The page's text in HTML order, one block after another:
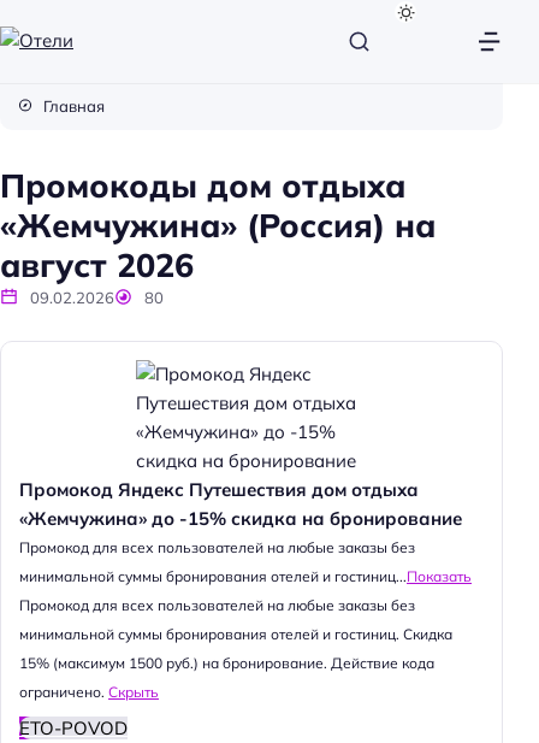
и
Главная
Промокоды дом отдыха
«Жемчужина» (Россия) на
август 2026
09.02.2026 80
Промокод Яндекс Путешествия дом отдыха
«Жемчужина» до -15% скидка на бронирование
Промокод для всех пользователей на любые заказы без
минимальной суммы бронирования отелей и гостиниц...Показать
Промокод для всех пользователей на любые заказы без
минимальной суммы бронирования отелей и гостиниц. Скидка
15% (максимум 1500 руб.) на бронирование. Действие кода
ограничено. Скрыть
ETO-POVOD